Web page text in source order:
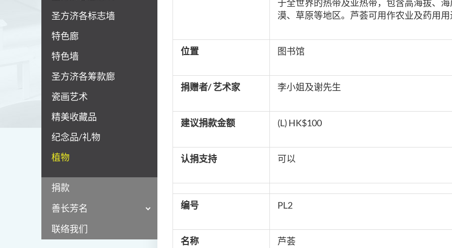
圣方济各标志墙
特色廊
特色墙
圣方济各筹款廊
瓷画艺术
精美收藏品
纪念品/礼物
植物
捐款
善长芳名
联络我们
于全世界的热带及亚热带，包含高海拔、
漠、草原等地区。 芦荟可用作农业及药用
位置 图书馆
捐赠者/ 艺术家 李小姐及谢先生
建议捐款金额 (L) HK$100
认捐支持 可以
编号 PL2
名称 芦荟